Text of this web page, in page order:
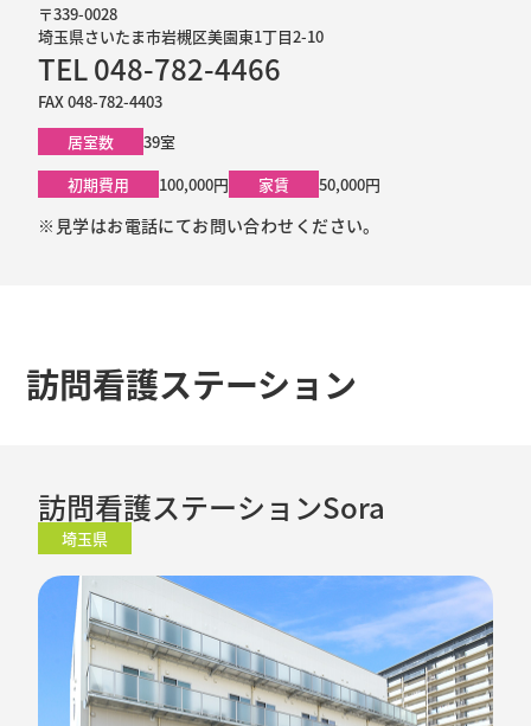
〒339-0028
埼玉県さいたま市岩槻区美園東1丁目2-10
TEL 048-782-4466
FAX 048-782-4403
居室数
39室
初期費用
100,000円 家賃 50,000円
※見学はお電話にてお問い合わせください。
訪問看護ステーション
訪問看護ステーションSora
埼玉県